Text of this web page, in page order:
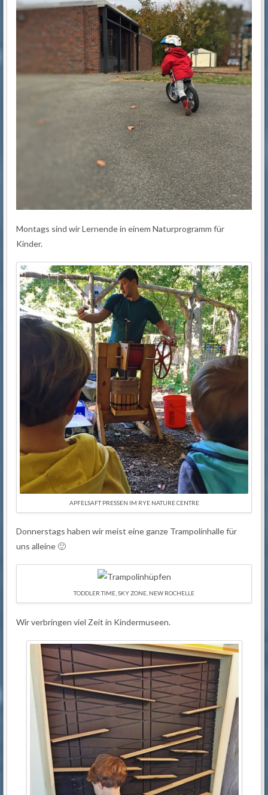
Montags sind wir Lernende in einem Naturprogramm für
Kinder.
APFELSAFT PRESSEN IM RYE NATURE CENTRE
Donnerstags haben wir meist eine ganze Trampolinhalle für
uns alleine 🙂
TODDLER TIME, SKY ZONE, NEW ROCHELLE
Wir verbringen viel Zeit in Kindermuseen.